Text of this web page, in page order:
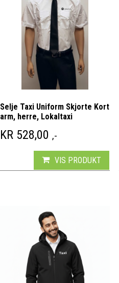
Selje Taxi Uniform Skjorte Kort
arm, herre, Lokaltaxi
KR 528,00 ,-
VIS PRODUKT